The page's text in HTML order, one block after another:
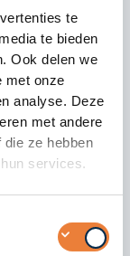
te
te bieden
Ook delen we
met onze
analyse. Deze
met andere
ze hebben
services.
in
studio voor
is geschikt
Het
vanuit
studio zijn
identiteit
lampen.